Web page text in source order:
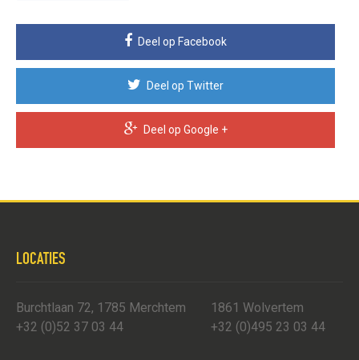
Deel op Facebook
Deel op Twitter
Deel op Google +
LOCATIES
Burchtlaan 72, 1785 Merchtem
+32 (0)52 37 03 44
1861 Wolvertem
+32 (0)495 23 03 44